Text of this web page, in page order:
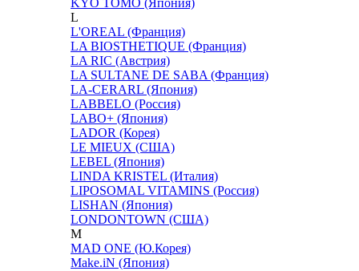
L
L'OREAL (Франция)
LA BIOSTHETIQUE (Франция)
LA RIC (Австрия)
LA SULTANE DE SABA (Франция)
LA-CERARL (Япония)
LABBELO (Россия)
LABO+ (Япония)
LADOR (Корея)
LE MIEUX (США)
LEBEL (Япония)
LINDA KRISTEL (Италия)
LIPOSOMAL VITAMINS (Россия)
LISHAN (Япония)
LONDONTOWN (США)
M
MAD ONE (Ю.Корея)
Make.iN (Япония)